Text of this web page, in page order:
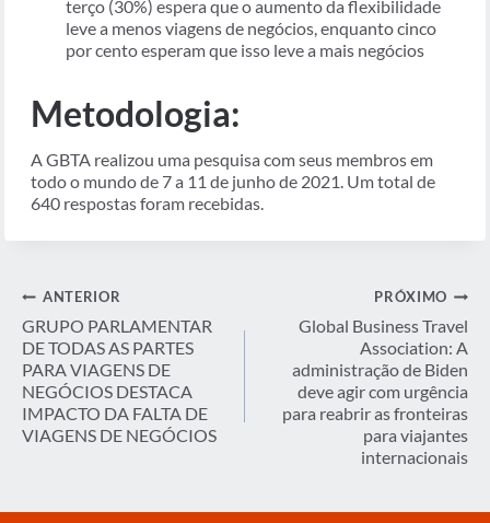
terço (30%) espera que o aumento da flexibilidade
leve a menos viagens de negócios, enquanto cinco
por cento esperam que isso leve a mais negócios
Metodologia:
A GBTA realizou uma pesquisa com seus membros em
todo o mundo de 7 a 11 de junho de 2021. Um total de
640 respostas foram recebidas.
Navegação
de
Post
ANTERIOR
GRUPO PARLAMENTAR
DE TODAS AS PARTES
PARA VIAGENS DE
NEGÓCIOS DESTACA
IMPACTO DA FALTA DE
VIAGENS DE NEGÓCIOS
PRÓXIMO
Global Business Travel
Association: A
administração de Biden
deve agir com urgência
para reabrir as fronteiras
para viajantes
internacionais